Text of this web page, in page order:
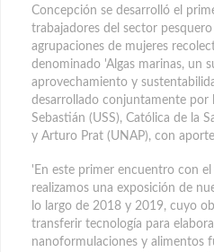
Concepción se desarrolló el
trabajadores del sector
agrupaciones de mujeres
denominado 'Algas marinas, un
aprovechamiento y
desarrollado conjuntamente por
Sebastián (USS), Católica de la
y Arturo Prat (UNAP), con
'En este primer encuentro con el
realizamos una exposición de
lo largo de 2018 y 2019, cuyo
transferir tecnología para
nanoformulaciones y alimentos